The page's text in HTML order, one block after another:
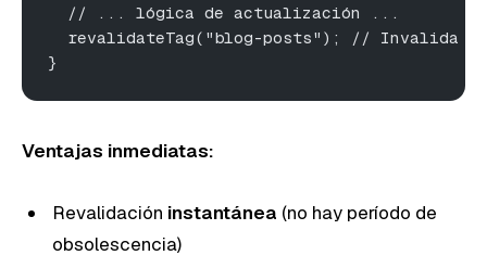
  // ... lógica de actualización ...
revalidateTag("blog-posts"); // Invalida
}
Ventajas inmediatas:
Revalidación instantánea (no hay período de
obsolescencia)